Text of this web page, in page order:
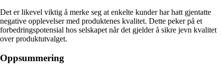
Det er likevel viktig å merke seg at enkelte kunder har hatt gjentatte
negative opplevelser med produktenes kvalitet. Dette peker på et
forbedringspotensial hos selskapet når det gjelder å sikre jevn kvalitet
over produktutvalget.
Oppsummering